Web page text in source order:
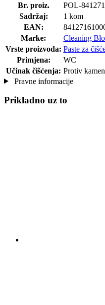
Br. proiz.
POL-
Sadržaj:
1 kom
EAN:
Marke:
Cleaning
Vrste proizvoda: Paste za
Primjena:
WC
Učinak čišćenja: Protiv
Pravne informacije
Prikladno uz to